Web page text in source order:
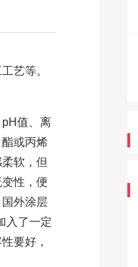
艺等。
值、离
或丙烯
软，但
性，便
外涂层
入了一定
要好，